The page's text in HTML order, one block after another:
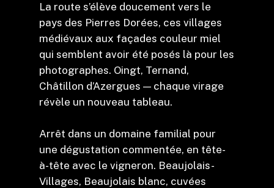
La route s’élève doucement vers le
pays des Pierres Dorées, ces villages
médiévaux aux façades couleur miel
qui semblent avoir été posés là pour les
photographes. Oingt, Ternand,
Châtillon d’Azergues — chaque virage
révèle un nouveau tableau.
Arrêt dans un domaine familial pour
une dégustation commentée, en tête-
à-tête avec le vigneron. Beaujolais-
Villages, Beaujolais blanc, cuvées